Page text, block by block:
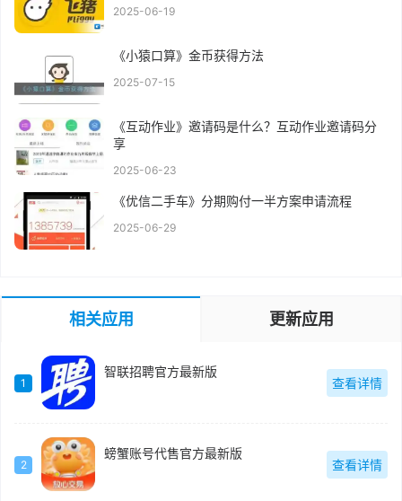
2025-06-19
《小猿口算》金币获得方法
2025-07-15
《互动作业》邀请码是什么？互动作业邀请码分
享
2025-06-23
《优信二手车》分期购付一半方案申请流程
2025-06-29
相关应用 更新应用
1
智联招聘官方最新版
查看详情
2
螃蟹账号代售官方最新版
查看详情